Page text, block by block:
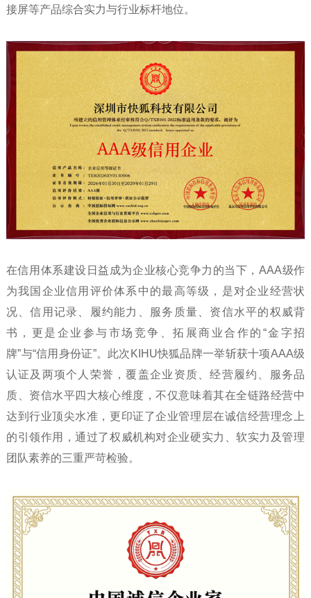
接屏等产品综合实力与行业标杆地位。
在信用体系建设日益成为企业核心竞争力的当下，AAA级作
为我国企业信用评价体系中的最高等级，是对企业经营状
况、信用记录、履约能力、服务质量、资信水平的权威背
书，更是企业参与市场竞争、拓展商业合作的“金字招
牌”与“信用身份证”。此次KIHU快狐品牌一举斩获十项AAA级
认证及两项个人荣誉，覆盖企业资质、经营履约、服务品
质、资信水平四大核心维度，不仅意味着其在全链路经营中
达到行业顶尖水准，更印证了企业管理层在诚信经营理念上
的引领作用，通过了权威机构对企业硬实力、软实力及管理
团队素养的三重严苛检验。